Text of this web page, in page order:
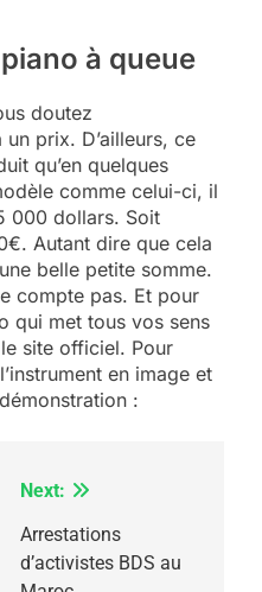
à queue
doutez
un prix. D’ailleurs, ce
qu’en quelques
comme celui-ci, il
000 dollars. Soit
Autant dire que cela
belle petite somme.
compte pas. Et pour
qui met tous vos sens
site officiel. Pour
en image et
:
Next:
Arrestations
d’activistes BDS au
la plus
selon le
d’ADL contre
ET RÉSILIENTE :
JE REVENDIQUE
par Thérèse
NOUS MANQUE –
Hadida